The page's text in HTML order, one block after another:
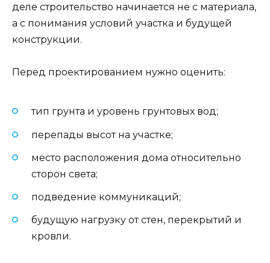
деле строительство начинается не с материала,
а с понимания условий участка и будущей
конструкции.
Перед проектированием нужно оценить:
тип грунта и уровень грунтовых вод;
перепады высот на участке;
место расположения дома относительно
сторон света;
подведение коммуникаций;
будущую нагрузку от стен, перекрытий и
кровли.